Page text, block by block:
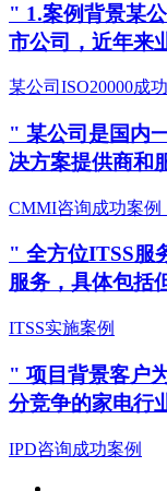
" 1.案例背景某
市公司，近年来
某公司ISO20000成
" 某公司是国内
决方案提供商和
CMMI咨询成功案例
" 全方位ITSS服
服务，具体包括
ITSS实施案例
" 项目背景客户
分竞争的家电行
IPD咨询成功案例